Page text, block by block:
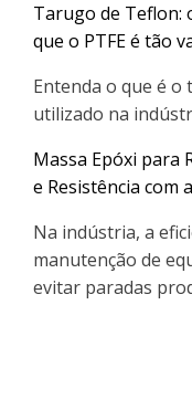
Tarugo de Teflon:
que o PTFE é tão
Entenda o que é o
utilizado na
Massa Epóxi para
e Resistência com
Na indústria, a
manutenção de
evitar paradas